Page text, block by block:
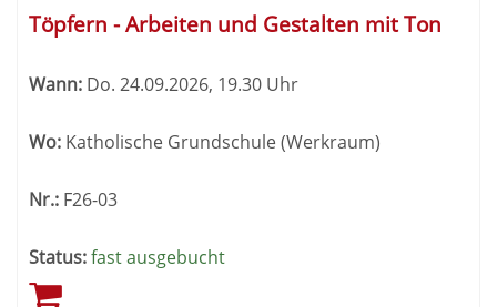
Töpfern - Arbeiten und Gestalten mit Ton
Wann: Do. 24.09.2026, 19.30 Uhr
Wo: Katholische Grundschule (Werkraum)
Nr.: F26-03
Status:fast ausgebucht